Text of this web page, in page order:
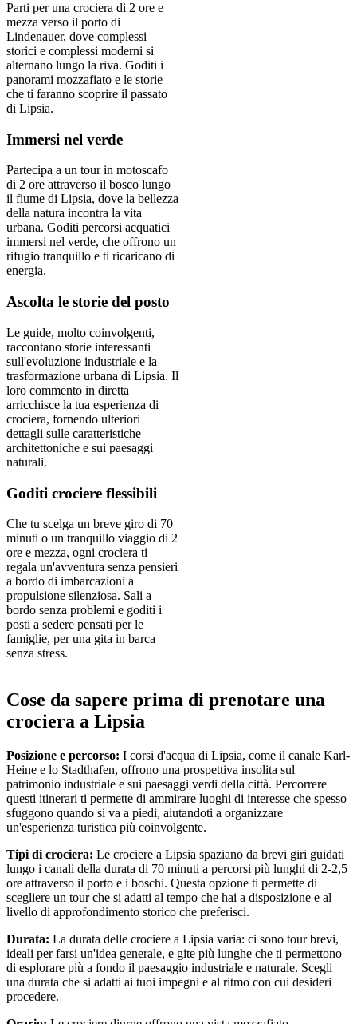
Parti per una crociera di 2 ore e
mezza verso il porto di
Lindenauer, dove complessi
storici e complessi moderni si
alternano lungo la riva. Goditi i
panorami mozzafiato e le storie
che ti faranno scoprire il passato
di Lipsia.
Immersi nel verde
Partecipa a un tour in motoscafo
di 2 ore attraverso il bosco lungo
il fiume di Lipsia, dove la bellezza
della natura incontra la vita
urbana. Goditi percorsi acquatici
immersi nel verde, che offrono un
rifugio tranquillo e ti ricaricano di
energia.
Ascolta le storie del posto
Le guide, molto coinvolgenti,
raccontano storie interessanti
sull'evoluzione industriale e la
trasformazione urbana di Lipsia. Il
loro commento in diretta
arricchisce la tua esperienza di
crociera, fornendo ulteriori
dettagli sulle caratteristiche
architettoniche e sui paesaggi
naturali.
Goditi crociere flessibili
Che tu scelga un breve giro di 70
minuti o un tranquillo viaggio di 2
ore e mezza, ogni crociera ti
regala un'avventura senza pensieri
a bordo di imbarcazioni a
propulsione silenziosa. Sali a
bordo senza problemi e goditi i
posti a sedere pensati per le
famiglie, per una gita in barca
senza stress.
Cose da sapere prima di prenotare una
crociera a Lipsia
Posizione e percorso: I corsi d'acqua di Lipsia, come il canale Karl-
Heine e lo Stadthafen, offrono una prospettiva insolita sul
patrimonio industriale e sui paesaggi verdi della città. Percorrere
questi itinerari ti permette di ammirare luoghi di interesse che spesso
sfuggono quando si va a piedi, aiutandoti a organizzare
un'esperienza turistica più coinvolgente.
Tipi di crociera: Le crociere a Lipsia spaziano da brevi giri guidati
lungo i canali della durata di 70 minuti a percorsi più lunghi di 2-2,5
ore attraverso il porto e i boschi. Questa opzione ti permette di
scegliere un tour che si adatti al tempo che hai a disposizione e al
livello di approfondimento storico che preferisci.
Durata: La durata delle crociere a Lipsia varia: ci sono tour brevi,
ideali per farsi un'idea generale, e gite più lunghe che ti permettono
di esplorare più a fondo il paesaggio industriale e naturale. Scegli
una durata che si adatti ai tuoi impegni e al ritmo con cui desideri
procedere.